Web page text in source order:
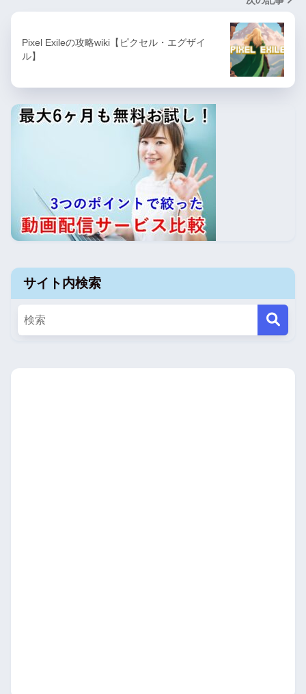
Pixel Exileの攻略wiki【ピクセル・エグザイ
ル】
サイト内検索